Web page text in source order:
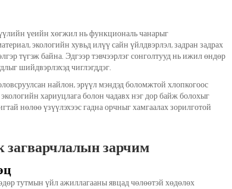
үеийн хөгжил нь функциональ чанарыг
экологийн хувьд илүү сайн үйлдвэрлэл, задран задрах
түгэж байна. Эдгээр тэвчээрлэг сонголтууд нь ижил өндөр
шийдвэрлэхэд чиглэгддэг.
найлон, эрүүл мэндэд боломжтой хлопкогоос
хариуцлага болон чадавх нэг дор байж болохыг
нөлөө үзүүлэхээс гадна орчныг хамгаалах зорилготой
загварчлалын зарчим
тутмын үйл ажиллагааны явцад чөлөөтэй хөдөлөх